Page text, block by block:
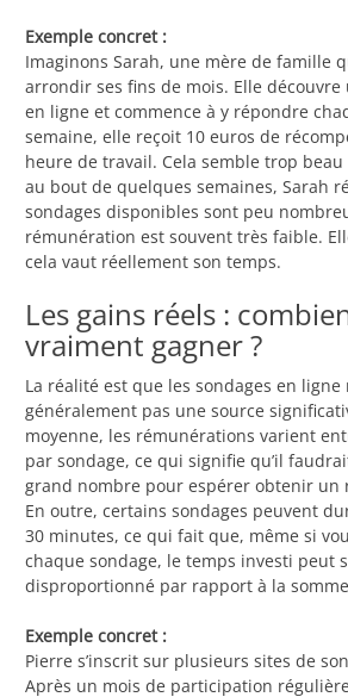
Exemple concret :
Imaginons Sarah, une mère de famille
arrondir ses fins de mois. Elle découvre
en ligne et commence à y répondre
semaine, elle reçoit 10 euros de
heure de travail. Cela semble trop
au bout de quelques semaines, Sarah
sondages disponibles sont peu
rémunération est souvent très faible.
cela vaut réellement son temps.
Les gains réels :
vraiment gagner ?
La réalité est que les sondages en ligne
généralement pas une source
moyenne, les rémunérations varient
par sondage, ce qui signifie qu’il
grand nombre pour espérer obtenir un
En outre, certains sondages peuvent
30 minutes, ce qui fait que, même si
chaque sondage, le temps investi peut
disproportionné par rapport à la
Exemple concret :
Pierre s’inscrit sur plusieurs sites de
Après un mois de participation